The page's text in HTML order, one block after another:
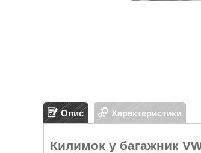
Опис Характеристики
Килимок у багажник